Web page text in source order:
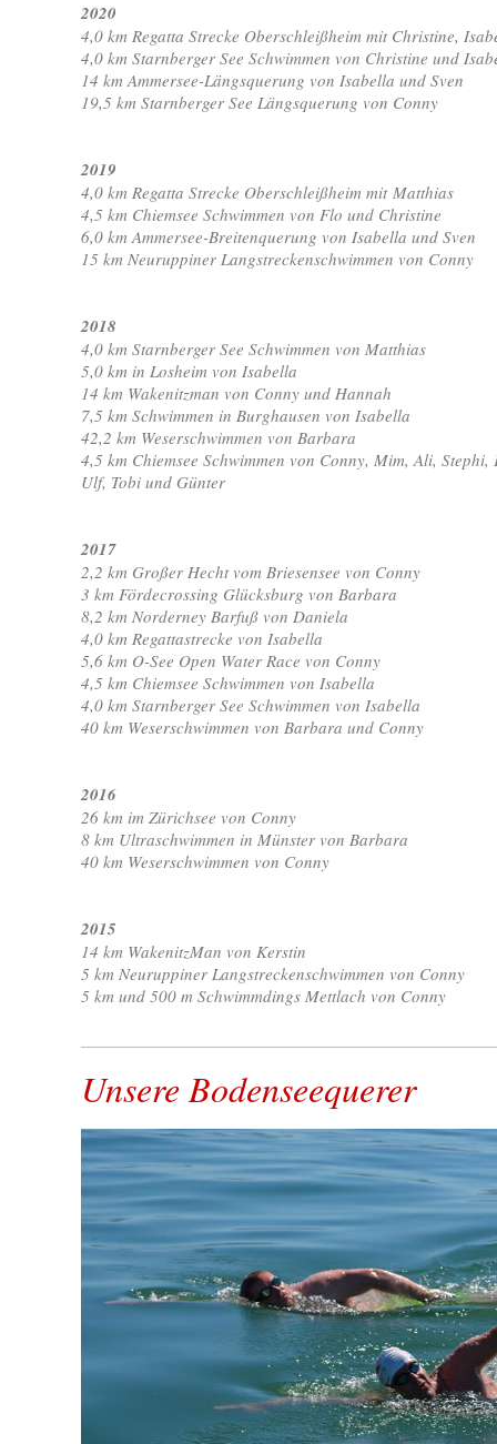
2020
4,0 km Regatta Strecke Oberschleißheim mit Christine,
4,0 km Starnberger See Schwimmen von Christine und
14 km Ammersee-Längsquerung von Isabella und Sven
19,5 km Starnberger See Längsquerung von Conny
2019
4,0 km Regatta Strecke Oberschleißheim mit Matthias
4,5 km Chiemsee Schwimmen von Flo und Christine
6,0 km Ammersee-Breitenquerung von Isabella und Sven
15 km Neuruppiner Langstreckenschwimmen von Conny
2018
4,0 km Starnberger See Schwimmen von Matthias
5,0 km in Losheim von Isabella
14 km Wakenitzman von Conny und Hannah
7,5 km Schwimmen in Burghausen von Isabella
42,2 km Weserschwimmen von Barbara
4,5 km Chiemsee Schwimmen von Conny, Mim, Ali,
Ulf, Tobi und Günter
2017
2,2 km Großer Hecht vom Briesensee von Conny
3 km Fördecrossing Glücksburg von Barbara
8,2 km Norderney Barfuß von Daniela
4,0 km Regattastrecke von Isabella
5,6 km O-See Open Water Race von Conny
4,5 km Chiemsee Schwimmen von Isabella
4,0 km Starnberger See Schwimmen von Isabella
40 km Weserschwimmen von Barbara und Conny
2016
26 km im Zürichsee von Conny
8 km Ultraschwimmen in Münster von Barbara
40 km Weserschwimmen von Conny
2015
14 km WakenitzMan von Kerstin
5 km Neuruppiner Langstreckenschwimmen von Conny
5 km und 500 m Schwimmdings Mettlach von Conny
Unsere Bodenseequerer